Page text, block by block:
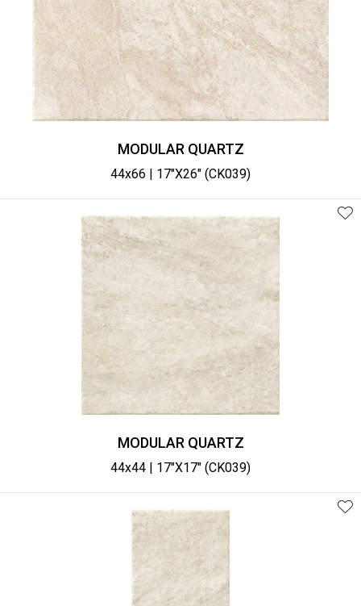
MODULAR QUARTZ
44x66 | 17"X26" (CK039)
MODULAR QUARTZ
44x44 | 17"X17" (CK039)